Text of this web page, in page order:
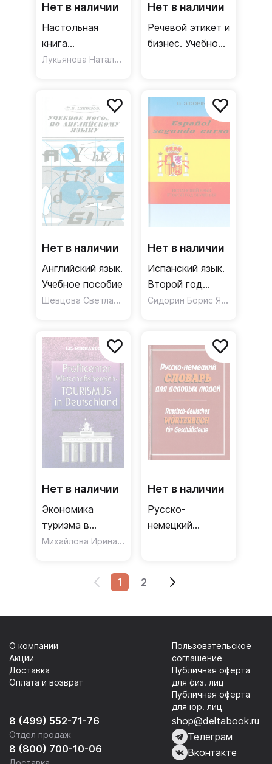
Нет в наличии
Настольная
книга
бизнесмена.
языка по
коммерческой
деятельности
Лукьянова Наталья Лукъянова
Нет в наличии
Речевой этикет и
бизнес. Учебное
Нет в наличии
Английский язык.
Учебное пособие
Шевцова Светлана Васильевна
Нет в наличии
Испанский язык.
Второй год
обучения.
Сидорин Борис Яковлевич
Нет в наличии
Экономика
туризма в
Германии
Михайлова Ирина Энверовна
Нет в наличии
Русско-
немецкий
1 2
8 (499) 552-71-76
Отдел продаж
8 (800) 700-10-06
О компании
Акции
Доставка
Оплата и возврат
Пользовательское
соглашение
Публичная оферта
для физ. лиц
Публичная оферта
для юр. лиц
shop@deltabook.ru
Телеграм
Вконтакте